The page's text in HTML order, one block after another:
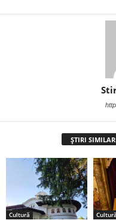
ȘTIRI
Cultură Cultură